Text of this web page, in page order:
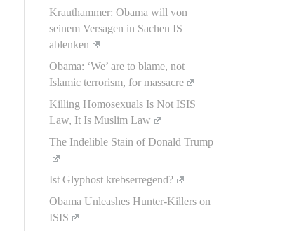
Krauthammer: Obama will von
seinem Versagen in Sachen IS
ablenken
Obama: ‘We’ are to blame, not
Islamic terrorism, for massacre
Killing Homosexuals Is Not ISIS
Law, It Is Muslim Law
The Indelible Stain of Donald Trump
Ist Glyphost krebserregend?
Obama Unleashes Hunter-Killers on
ISIS